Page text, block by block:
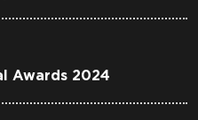
Awards 2024